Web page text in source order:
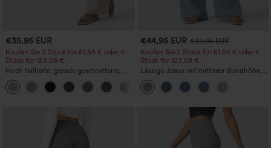
€35,95 EUR
Kaufen Sie 2 Stück für 61,54 € oder 4
Stück für 123,08 €.
Hoch taillierte, gerade geschnittene,
legere Leinen-Optik-Hose mit Taschen
+5
€44,95 EUR €49,95 EUR
Kaufen Sie 2 Stück für 61,54 € oder 4
Stück für 123,08 €.
Lässige Jeans mit mittlerer Bundhöhe,
Kordelzug und Taschen